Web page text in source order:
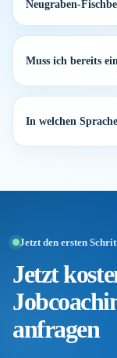
Neugraben-
Muss ich bereits
In welchen
Jetzt den ersten
Jetzt
anfragen